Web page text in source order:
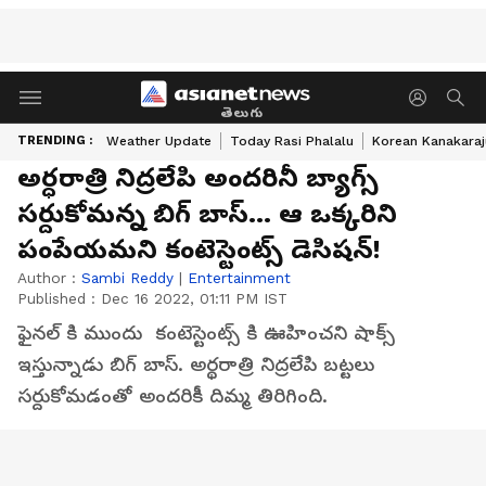
తెలుగు
TRENDING : Weather Update Today Rasi Phalalu Korean
అర్ధరాత్రి నిద్రలేపి అందరినీ బ్యాగ్స్
సర్దుకోమన్న బిగ్ బాస్... ఆ ఒక్కరిని
పంపేయమని కంటెస్టెంట్స్ డెసిషన్!
Author : Sambi Reddy | Entertainment
Published : Dec 16 2022, 01:11 PM IST
ఫైనల్ కి ముందు కంటెస్టెంట్స్ కి ఊహించని షాక్స్
ఇస్తున్నాడు బిగ్ బాస్. అర్థరాత్రి నిద్రలేపి బట్టలు
సర్దుకోమడంతో అందరికీ దిమ్మ తిరిగింది.